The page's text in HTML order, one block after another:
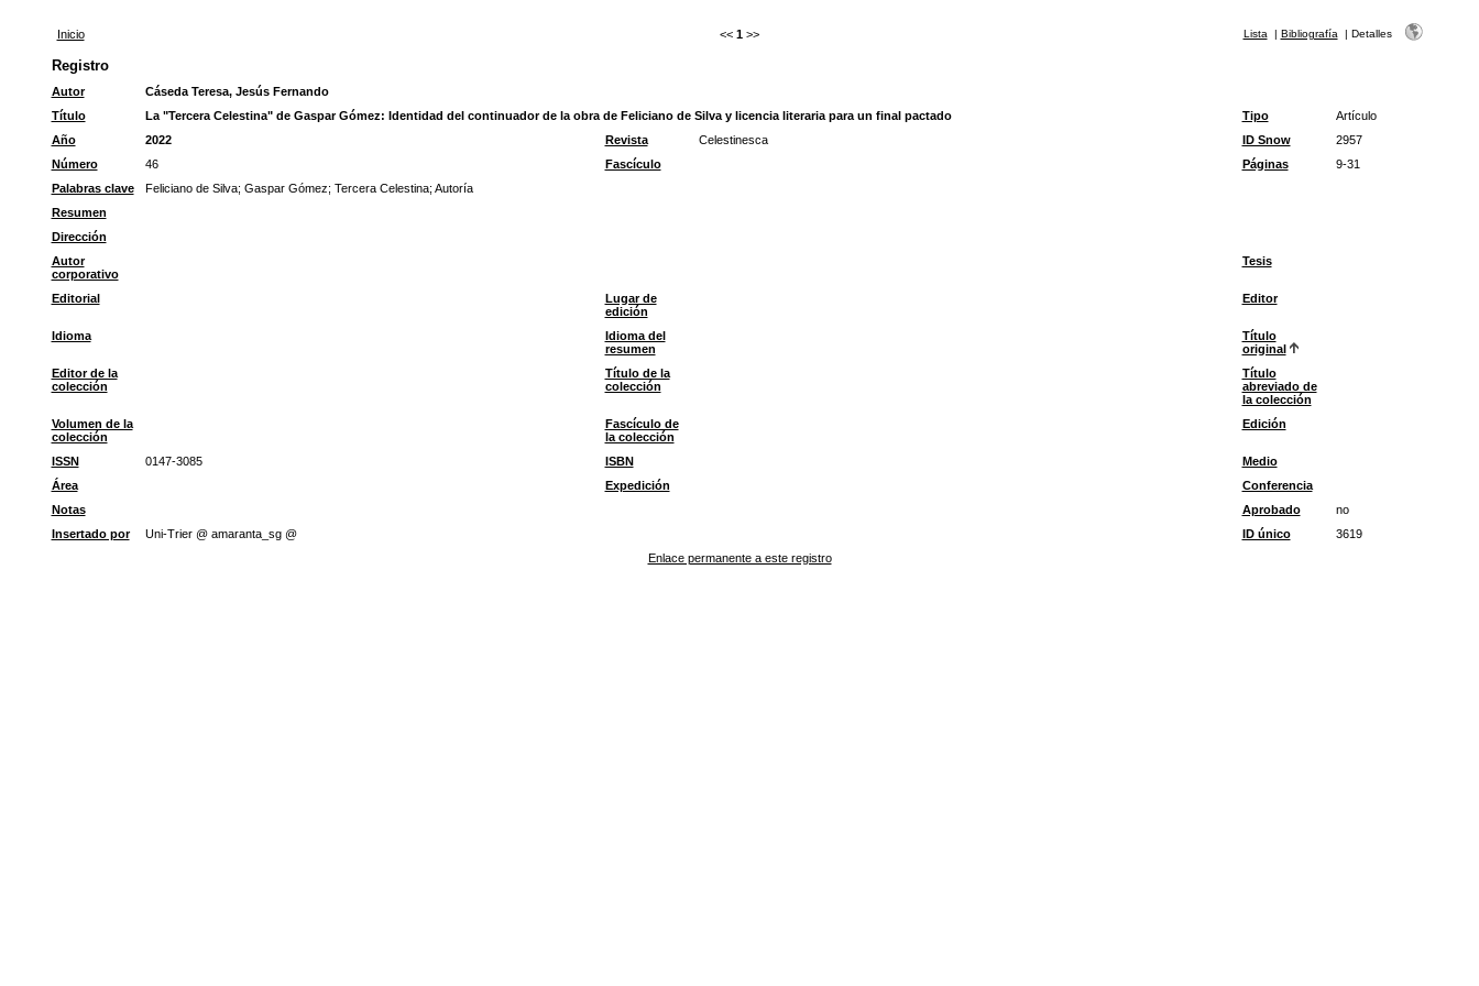
Inicio << 1 >> Lista | Bibliografía | Detalles
Registro
Autor
Cáseda Teresa, Jesús Fernando
Título
La "Tercera Celestina" de Gaspar Gómez: Identidad del continuador de la obra de Feliciano de Silva y licencia literaria para un final pactado Tipo
Artículo
Año
2022 Revista Celestinesca ID Snow
2957
Número
46 Fascículo Páginas
9-31
Palabras clave
Feliciano de Silva; Gaspar Gómez; Tercera Celestina; Autoría
Resumen
Dirección
Autor
corporativo
Tesis
Editorial
Lugar de
edición
Editor
Idioma
Idioma del
resumen
Título
original
Editor de la
colección
Título de la
colección
Título
abreviado de
la colección
Volumen de la
colección
Fascículo de
la colección
Edición
ISSN 0147-3085 ISBN
Medio
Área
Expedición
Conferencia
Notas
Aprobado
no
Insertado por
Uni-Trier @ amaranta_sg @ ID único
3619
Enlace permanente a este registro